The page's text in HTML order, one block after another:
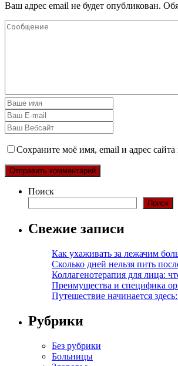
Ваш адрес email не будет опубликован.
Сохраните моё имя, email и адрес
Поиск
Поиск
Свежие записи
Как ухаживать за лежачим
Сколько дней нельзя пить
Коллагенотерапия для лица:
Преимущества и специфика
Путешествие начинается
Рубрики
Без рубрики
Больницы